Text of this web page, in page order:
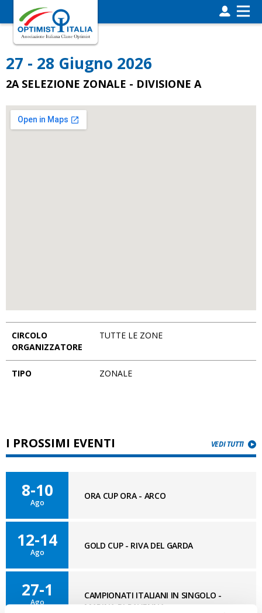
27 - 28 Giugno 2026
2A SELEZIONE ZONALE - DIVISIONE A
CIRCOLO
ORGANIZZATORE
TUTTE LE ZONE
TIPO ZONALE
I PROSSIMI EVENTI VEDI TUTTI
8-10
Ago
ORA CUP ORA - ARCO
12-14
Ago
GOLD CUP - RIVA DEL GARDA
27-1
Ago
CAMPIONATI ITALIANI IN SINGOLO -
MARINA DI RAVENNA